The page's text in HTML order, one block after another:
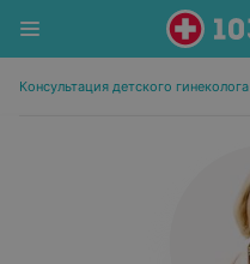
Консультация детского гинеколога